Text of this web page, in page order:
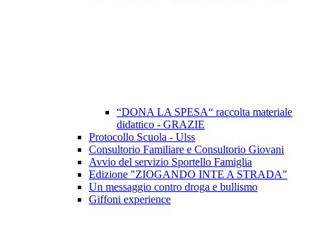
“DONA LA SPESA“ raccolta materiale
didattico - GRAZIE
Protocollo Scuola - Ulss
Consultorio Familiare e Consultorio Giovani
Avvio del servizio Sportello Famiglia
Edizione "ZIOGANDO INTE A STRADA"
Un messaggio contro droga e bullismo
Giffoni experience